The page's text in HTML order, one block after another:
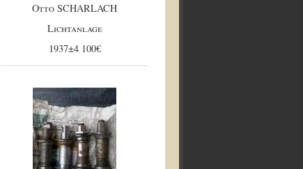
Otto SCHARLACH
Lichtanlage
1937±4 100€